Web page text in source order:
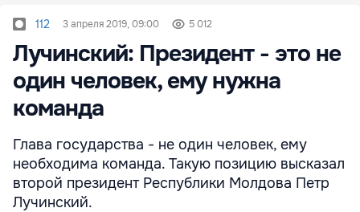
112 3 апреля 2019, 09:00 5 012
Лучинский: Президент - это не
один человек, ему нужна
команда
Глава государства - не один человек, ему
необходима команда. Такую позицию высказал
второй президент Республики Молдова Петр
Лучинский.